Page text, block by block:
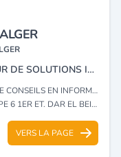
BUREAU D’ÉTUDES ET INTÉGRATEUR DE SOLUTIONS INFORMATIQUES.
INFORMATIQUE (CONSULTING)
ET. DAR EL BEIDA - ALGER
VERS LA PAGE